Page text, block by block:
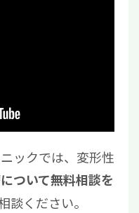
ックでは、変形性
ついて無料相談を
談ください。